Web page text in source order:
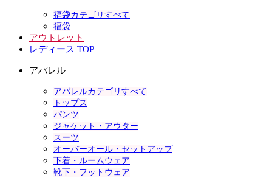
福袋カテゴリすべて
福袋
アウトレット
レディース TOP
アパレル
アパレルカテゴリすべて
トップス
パンツ
ジャケット・アウター
スーツ
オーバーオール・セットアップ
下着・ルームウェア
靴下・フットウェア